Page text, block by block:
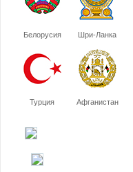
Белорусия Шри-Ланка
Турция Афганистан